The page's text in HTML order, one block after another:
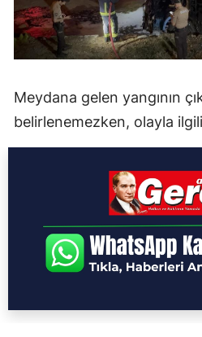
Meydana gelen yangının
belirlenemezken, olayla